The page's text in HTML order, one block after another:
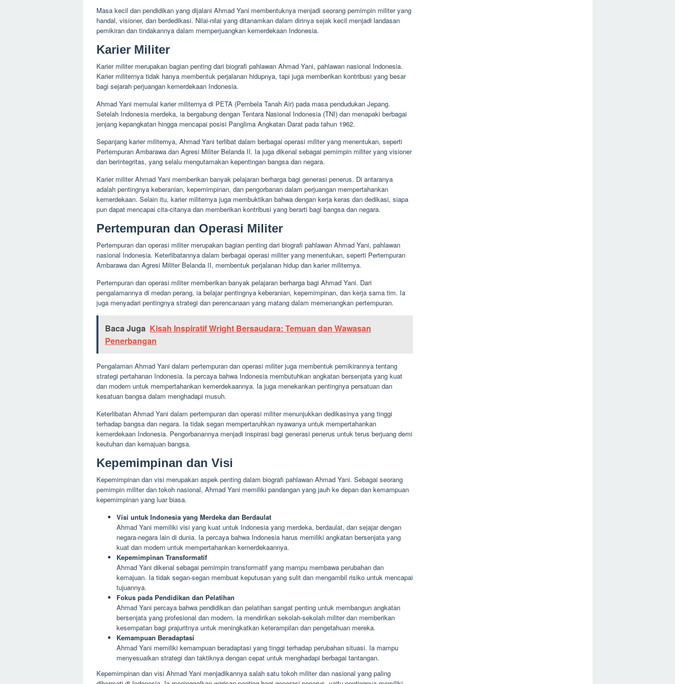
Masa kecil dan pendidikan yang dijalani Ahmad Yani membentuknya menjadi seorang pemimpin militer yang
handal, visioner, dan berdedikasi. Nilai-nilai yang ditanamkan dalam dirinya sejak kecil menjadi landasan
pemikiran dan tindakannya dalam memperjuangkan kemerdekaan Indonesia.
Karier Militer
Karier militer merupakan bagian penting dari biografi pahlawan Ahmad Yani, pahlawan nasional Indonesia.
Karier militernya tidak hanya membentuk perjalanan hidupnya, tapi juga memberikan kontribusi yang besar
bagi sejarah perjuangan kemerdekaan Indonesia.
Ahmad Yani memulai karier militernya di PETA (Pembela Tanah Air) pada masa pendudukan Jepang.
Setelah Indonesia merdeka, ia bergabung dengan Tentara Nasional Indonesia (TNI) dan menapaki berbagai
jenjang kepangkatan hingga mencapai posisi Panglima Angkatan Darat pada tahun 1962.
Sepanjang karier militernya, Ahmad Yani terlibat dalam berbagai operasi militer yang menentukan, seperti
Pertempuran Ambarawa dan Agresi Militer Belanda II. Ia juga dikenal sebagai pemimpin militer yang visioner
dan berintegritas, yang selalu mengutamakan kepentingan bangsa dan negara.
Karier militer Ahmad Yani memberikan banyak pelajaran berharga bagi generasi penerus. Di antaranya
adalah pentingnya keberanian, kepemimpinan, dan pengorbanan dalam perjuangan mempertahankan
kemerdekaan. Selain itu, karier militernya juga membuktikan bahwa dengan kerja keras dan dedikasi, siapa
pun dapat mencapai cita-citanya dan memberikan kontribusi yang berarti bagi bangsa dan negara.
Pertempuran dan Operasi Militer
Pertempuran dan operasi militer merupakan bagian penting dari biografi pahlawan Ahmad Yani, pahlawan
nasional Indonesia. Keterlibatannya dalam berbagai operasi militer yang menentukan, seperti Pertempuran
Ambarawa dan Agresi Militer Belanda II, membentuk perjalanan hidup dan karier militernya.
Pertempuran dan operasi militer memberikan banyak pelajaran berharga bagi Ahmad Yani. Dari
pengalamannya di medan perang, ia belajar pentingnya keberanian, kepemimpinan, dan kerja sama tim. Ia
juga menyadari pentingnya strategi dan perencanaan yang matang dalam memenangkan pertempuran.
Baca Juga Kisah Inspiratif Wright Bersaudara: Temuan dan Wawasan
Penerbangan
Pengalaman Ahmad Yani dalam pertempuran dan operasi militer juga membentuk pemikirannya tentang
strategi pertahanan Indonesia. Ia percaya bahwa Indonesia membutuhkan angkatan bersenjata yang kuat
dan modern untuk mempertahankan kemerdekaannya. Ia juga menekankan pentingnya persatuan dan
kesatuan bangsa dalam menghadapi musuh.
Keterlibatan Ahmad Yani dalam pertempuran dan operasi militer menunjukkan dedikasinya yang tinggi
terhadap bangsa dan negara. Ia tidak segan mempertaruhkan nyawanya untuk mempertahankan
kemerdekaan Indonesia. Pengorbanannya menjadi inspirasi bagi generasi penerus untuk terus berjuang demi
keutuhan dan kemajuan bangsa.
Kepemimpinan dan Visi
Kepemimpinan dan visi merupakan aspek penting dalam biografi pahlawan Ahmad Yani. Sebagai seorang
pemimpin militer dan tokoh nasional, Ahmad Yani memiliki pandangan yang jauh ke depan dan kemampuan
kepemimpinan yang luar biasa.
Visi untuk Indonesia yang Merdeka dan Berdaulat
Ahmad Yani memiliki visi yang kuat untuk Indonesia yang merdeka, berdaulat, dan sejajar dengan
negara-negara lain di dunia. Ia percaya bahwa Indonesia harus memiliki angkatan bersenjata yang
kuat dan modern untuk mempertahankan kemerdekaannya.
Kepemimpinan Transformatif
Ahmad Yani dikenal sebagai pemimpin transformatif yang mampu membawa perubahan dan
kemajuan. Ia tidak segan-segan membuat keputusan yang sulit dan mengambil risiko untuk mencapai
tujuannya.
Fokus pada Pendidikan dan Pelatihan
Ahmad Yani percaya bahwa pendidikan dan pelatihan sangat penting untuk membangun angkatan
bersenjata yang profesional dan modern. Ia mendirikan sekolah-sekolah militer dan memberikan
kesempatan bagi prajuritnya untuk meningkatkan keterampilan dan pengetahuan mereka.
Kemampuan Beradaptasi
Ahmad Yani memiliki kemampuan beradaptasi yang tinggi terhadap perubahan situasi. Ia mampu
menyesuaikan strategi dan taktiknya dengan cepat untuk menghadapi berbagai tantangan.
Kepemimpinan dan visi Ahmad Yani menjadikannya salah satu tokoh militer dan nasional yang paling